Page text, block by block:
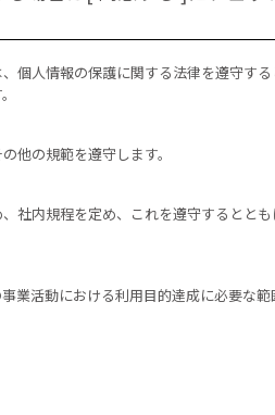
個人情報の保護に関する法律を遵守す
他の規範を遵守します。
社内規程を定め、これを遵守するとと
業活動における利用目的達成に必要な